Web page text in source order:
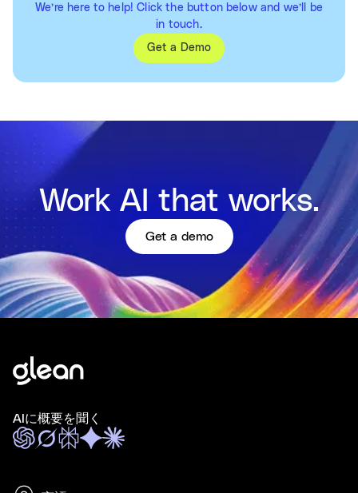
We’re here to help! Click the button below and we’ll be
in touch.
Get a Demo
Work AI that works.
Get a demo
AIに概要を聞く